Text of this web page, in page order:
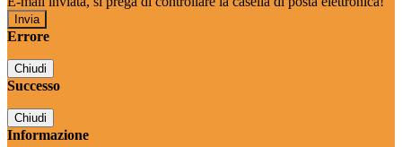
Errore
Chiudi
Successo
Chiudi
Informazione